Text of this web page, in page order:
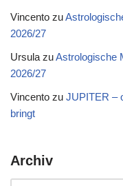
Vincento zu
2026/27
Ursula zuAstrologische
2026/27
Vincento zu JUPITER –
bringt
Archiv